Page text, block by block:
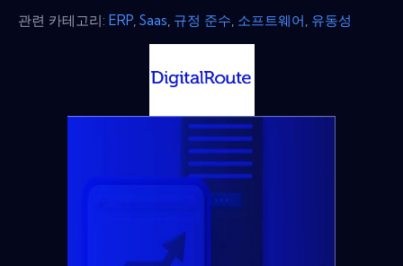
관련 카테고리: ERP Saas 규정 준수 소프트웨어 유동성